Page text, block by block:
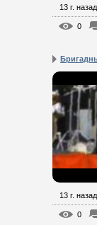
13 г. назад
0
13 г. назад
0